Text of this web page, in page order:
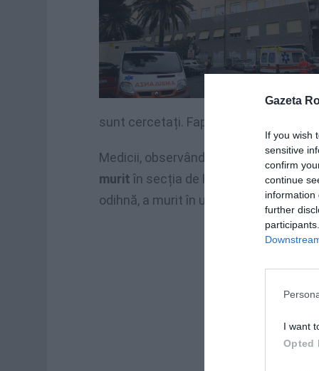
Gazeta
If you wish
sensitive
confirm
continue
information
further
I want
Opted
sunt cercetați. Faptele s-au petrecut
Medicii, observând că era în curs o
murit în secția de Reanimare.
odihnă, a murit în urma unei